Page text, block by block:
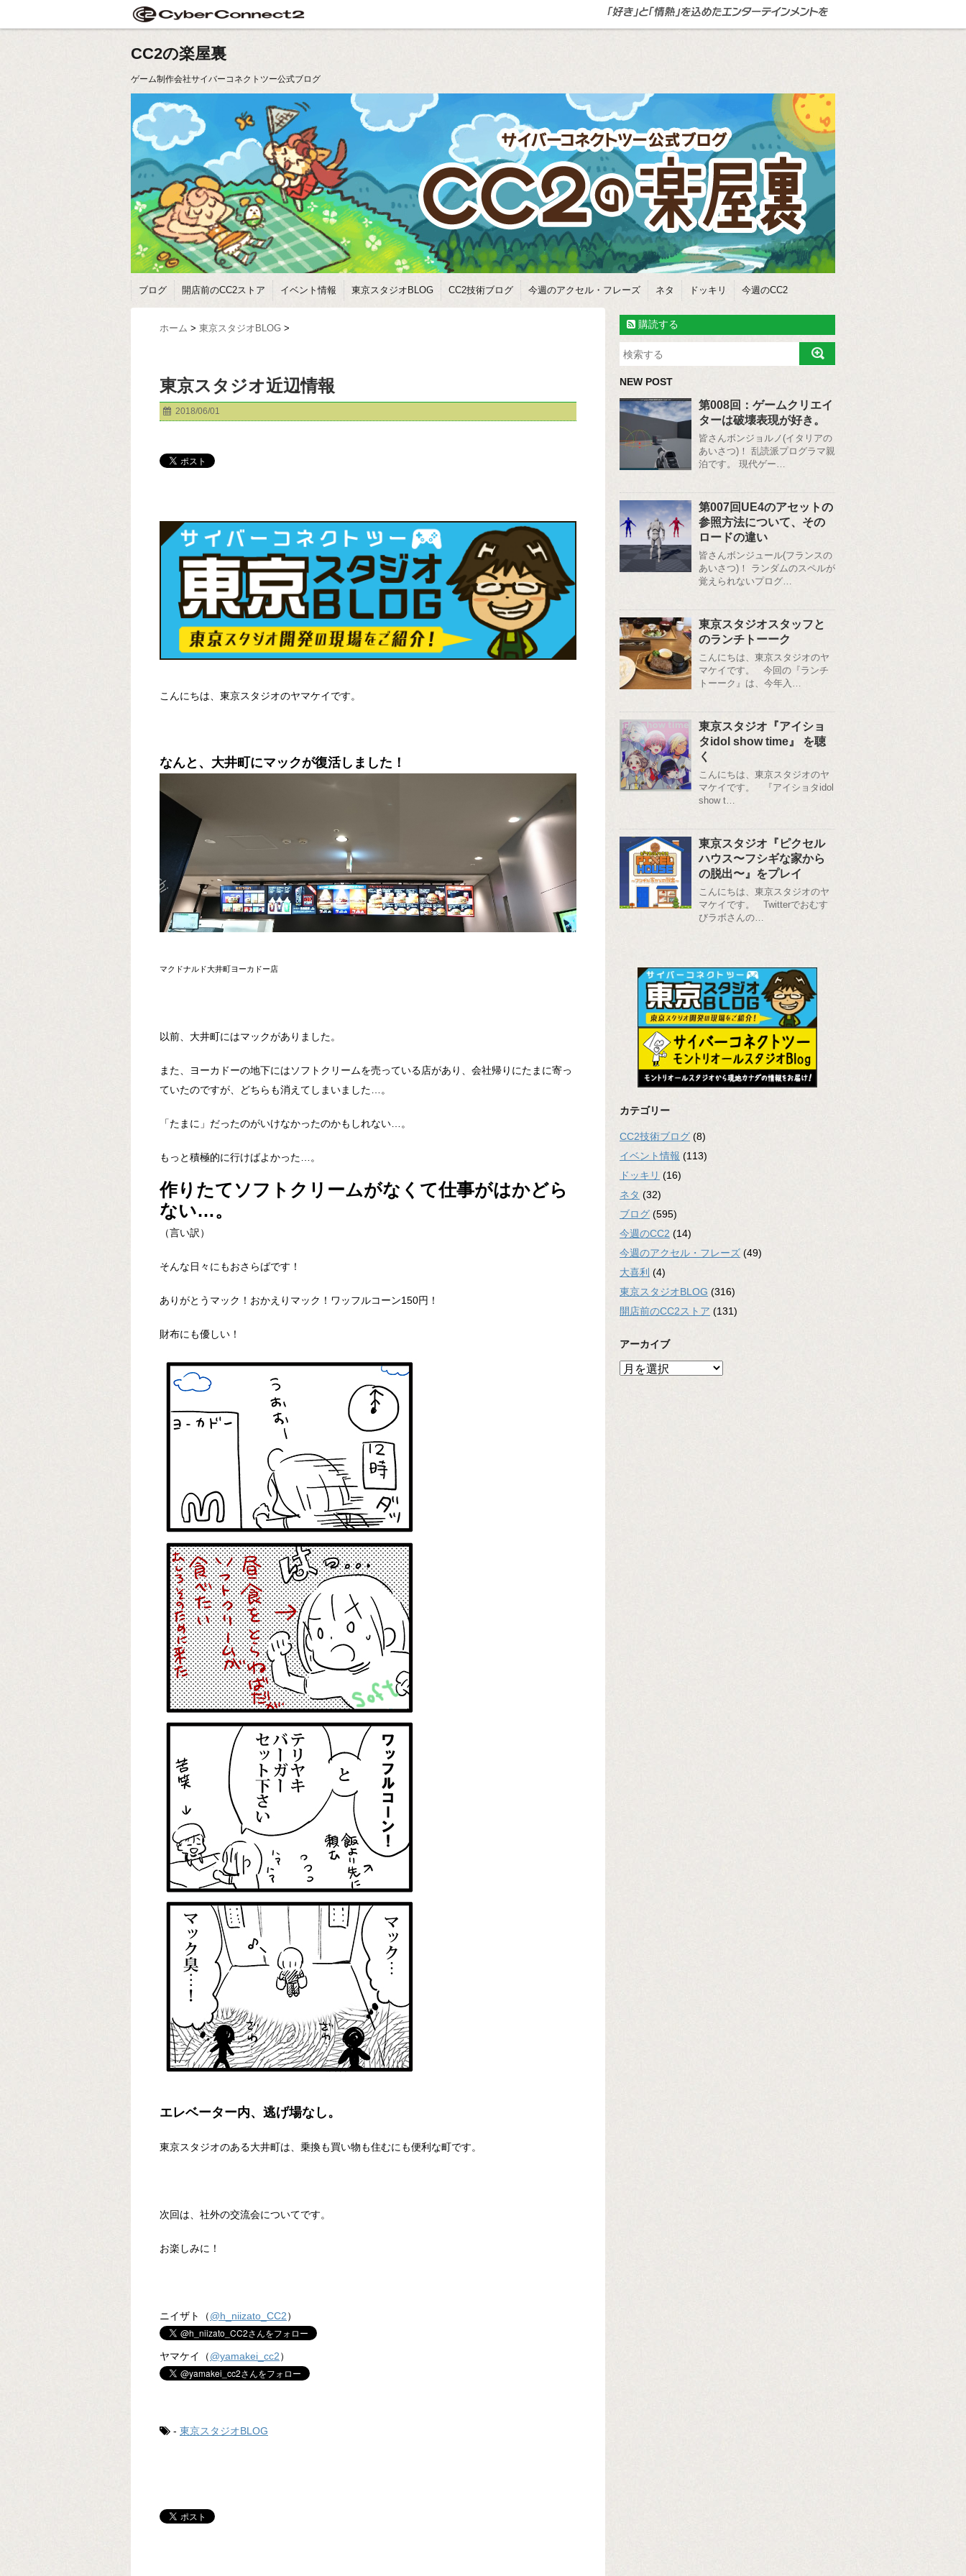
CC2の楽屋裏
ゲーム制作会社サイバーコネクトツー公式ブログ
ブログ 開店前のCC2ストア イベント情報 東京スタジオBLOG CC2技術ブログ 今週のアクセル・フレーズ ネタ ドッキリ 今週のCC2
ホーム > 東京スタジオBLOG >
東京スタジオ近辺情報
2018/06/01
こんにちは、東京スタジオのヤマケイです。
なんと、大井町にマックが復活しました！
マクドナルド大井町ヨーカドー店
以前、大井町にはマックがありました。
また、ヨーカドーの地下にはソフトクリームを売っている店があり、会社帰りにたまに寄っ
ていたのですが、どちらも消えてしまいました…。
「たまに」だったのがいけなかったのかもしれない…。
もっと積極的に行けばよかった…。
作りたてソフトクリームがなくて仕事がはかどら
ない…。
（言い訳）
そんな日々にもおさらばです！
ありがとうマック！おかえりマック！ワッフルコーン150円！
財布にも優しい！
エレベーター内、逃げ場なし。
東京スタジオのある大井町は、乗換も買い物も住むにも便利な町です。
次回は、社外の交流会についてです。
お楽しみに！
ニイザト（@h_niizato_CC2）
ヤマケイ（@yamakei_cc2）
- 東京スタジオBLOG
購読する
NEW POST
第008回：ゲームクリエイ
ターは破壊表現が好き。
皆さんボンジョルノ(イタリアの
あいさつ)！ 乱読派プログラマ親
泊です。 現代ゲー…
第007回UE4のアセットの
参照方法について、その
ロードの違い
皆さんボンジュール(フランスの
あいさつ)！ ランダムのスペルが
覚えられないプログ…
東京スタジオスタッフと
のランチトーーク
こんにちは、東京スタジオのヤ
マケイです。 今回の『ランチ
トーーク』は、今年入…
東京スタジオ『アイショ
タidol show time』 を聴
く
こんにちは、東京スタジオのヤ
マケイです。 『アイショタidol
show t…
東京スタジオ『ピクセル
ハウス〜フシギな家から
の脱出〜』をプレイ
こんにちは、東京スタジオのヤ
マケイです。 Twitterでおむす
びラボさんの…
カテゴリー
CC2技術ブログ (8)
イベント情報 (113)
ドッキリ (16)
ネタ (32)
ブログ (595)
今週のCC2 (14)
今週のアクセル・フレーズ (49)
大喜利 (4)
東京スタジオBLOG (316)
開店前のCC2ストア (131)
アーカイブ
ア